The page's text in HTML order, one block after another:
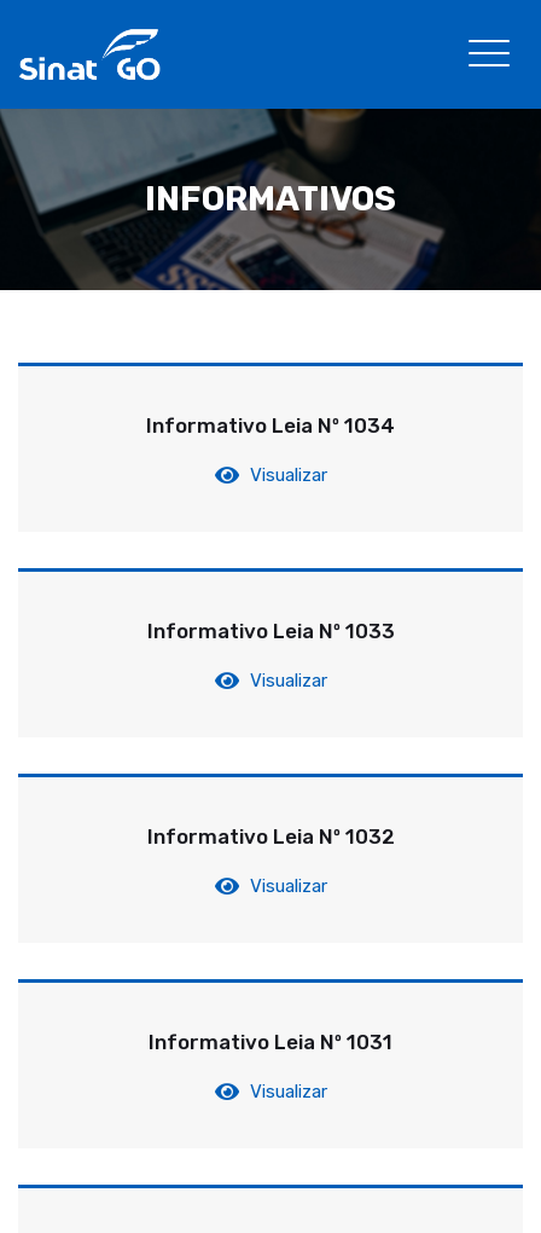
INFORMATIVOS
Informativo Leia Nº 1034
Visualizar
Informativo Leia Nº 1033
Visualizar
Informativo Leia Nº 1032
Visualizar
Informativo Leia Nº 1031
Visualizar